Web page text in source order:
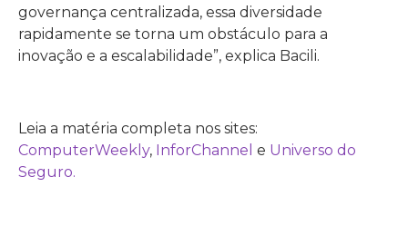
governança centralizada, essa diversidade
rapidamente se torna um obstáculo para a
inovação e a escalabilidade”, explica Bacili.
Leia a matéria completa nos sites:
ComputerWeekly, InforChannel e Universo do
Seguro.